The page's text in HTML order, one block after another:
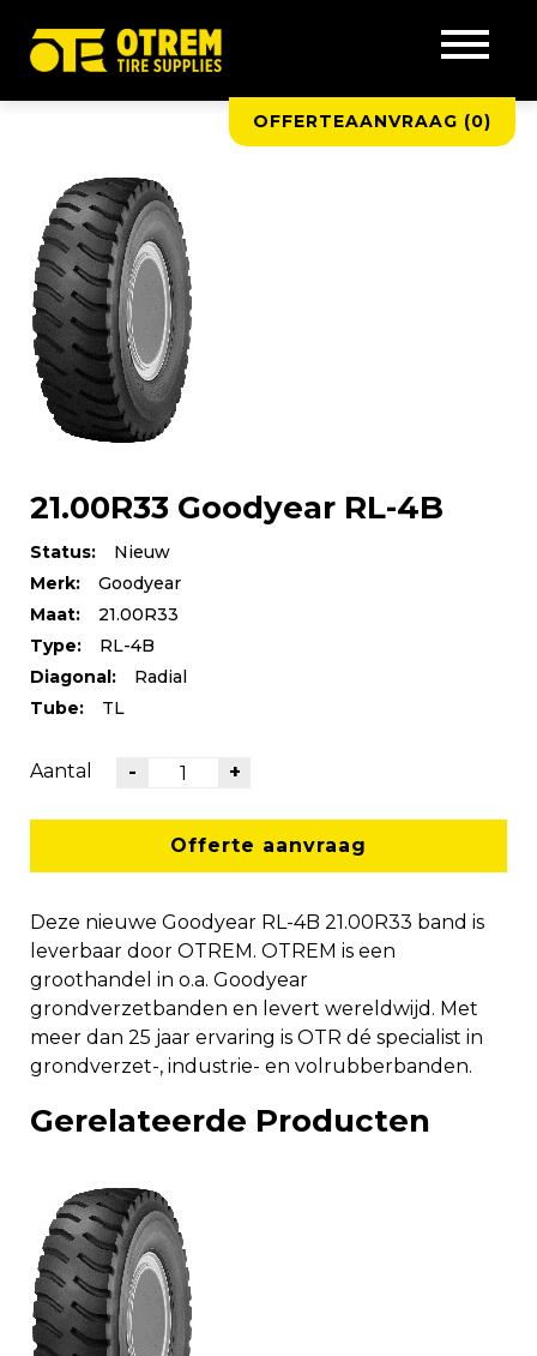
OFFERTEAANVRAAG (0)
21.00R33 Goodyear RL-4B
Status:
Nieuw
Merk:
Goodyear
Maat:
21.00R33
Type:
RL-4B
Diagonal:
Radial
Tube:
TL
Aantal - +
Offerte aanvraag
Deze nieuwe Goodyear RL-4B 21.00R33 band is
leverbaar door OTREM. OTREM is een
groothandel in o.a. Goodyear
grondverzetbanden en levert wereldwijd. Met
meer dan 25 jaar ervaring is OTR dé specialist in
grondverzet-, industrie- en volrubberbanden.
Gerelateerde Producten